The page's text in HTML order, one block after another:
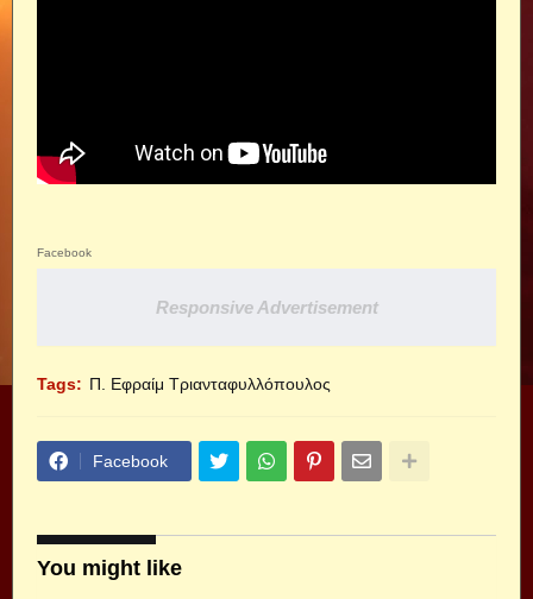
Facebook
Responsive Advertisement
Tags: Π. Εφραίμ Τριανταφυλλόπουλος
Facebook
You might like